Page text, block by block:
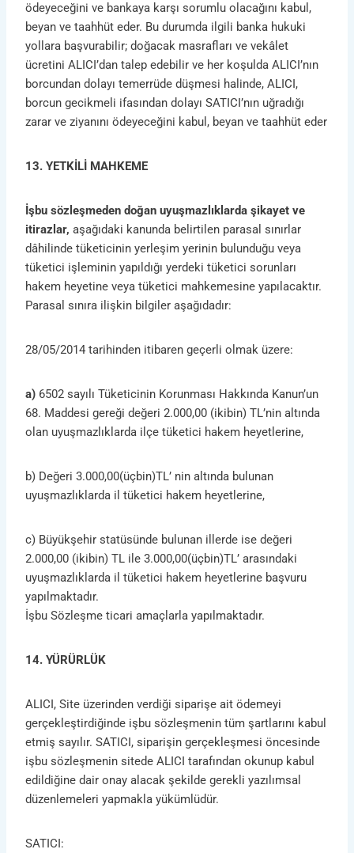
ödeyeceğini ve bankaya karşı sorumlu olacağını kabul,
beyan ve taahhüt eder. Bu durumda ilgili banka hukuki
yollara başvurabilir; doğacak masrafları ve vekâlet
ücretini ALICI’dan talep edebilir ve her koşulda ALICI’nın
borcundan dolayı temerrüde düşmesi halinde, ALICI,
borcun gecikmeli ifasından dolayı SATICI’nın uğradığı
zarar ve ziyanını ödeyeceğini kabul, beyan ve taahhüt eder
13. YETKİLİ MAHKEME
İşbu sözleşmeden doğan uyuşmazlıklarda şikayet ve
itirazlar, aşağıdaki kanunda belirtilen parasal sınırlar
dâhilinde tüketicinin yerleşim yerinin bulunduğu veya
tüketici işleminin yapıldığı yerdeki tüketici sorunları
hakem heyetine veya tüketici mahkemesine yapılacaktır.
Parasal sınıra ilişkin bilgiler aşağıdadır:
28/05/2014 tarihinden itibaren geçerli olmak üzere:
a) 6502 sayılı Tüketicinin Korunması Hakkında Kanun’un
68. Maddesi gereği değeri 2.000,00 (ikibin) TL’nin altında
olan uyuşmazlıklarda ilçe tüketici hakem heyetlerine,
b) Değeri 3.000,00(üçbin)TL’ nin altında bulunan
uyuşmazlıklarda il tüketici hakem heyetlerine,
c) Büyükşehir statüsünde bulunan illerde ise değeri
2.000,00 (ikibin) TL ile 3.000,00(üçbin)TL’ arasındaki
uyuşmazlıklarda il tüketici hakem heyetlerine başvuru
yapılmaktadır.
İşbu Sözleşme ticari amaçlarla yapılmaktadır.
14. YÜRÜRLÜK
ALICI, Site üzerinden verdiği siparişe ait ödemeyi
gerçekleştirdiğinde işbu sözleşmenin tüm şartlarını kabul
etmiş sayılır. SATICI, siparişin gerçekleşmesi öncesinde
işbu sözleşmenin sitede ALICI tarafından okunup kabul
edildiğine dair onay alacak şekilde gerekli yazılımsal
düzenlemeleri yapmakla yükümlüdür.
SATICI: